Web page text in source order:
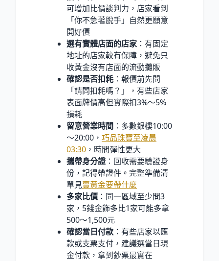
可增加比價談判力，店家看到
「你不急著脫手」自然更願意
開好價
選有實體店面的店家 ：有固定
地址的店家較有保障，避免只
收黃金沒有店面的流動攤販
確認是否扣耗 ：報價前先問
「請問扣耗嗎？」，有些店家
表面牌價高但實際扣3%～5%
損耗
留意營業時間 ：多數銀樓10:00
～20:00， 巧品珠寶至凌晨
03:30 ，時間彈性更大
攜帶身分證 ：回收需要驗證身
份，記得帶證件。完整準備清
單見賣黃金要帶什麼
多家比價 ：同一區域至少問3
家，5錢金飾多比1家可能多拿
500～1,500元
確認當日付款 ：有些店家以匯
款或支票支付，建議選當日現
金付款，拿到鈔票最實在